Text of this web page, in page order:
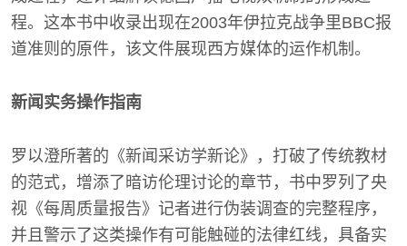
程。这本书中收录出现在2003年伊拉克战争里BBC报
道准则的原件，该文件展现西方媒体的运作机制。
新闻实务操作指南
罗以澄所著的《新闻采访学新论》，打破了传统教材
的范式，增添了暗访伦理讨论的章节，书中罗列了央
视《每周质量报告》记者进行伪装调查的完整程序，
并且警示了这类操作有可能触碰的法律红线，具备实